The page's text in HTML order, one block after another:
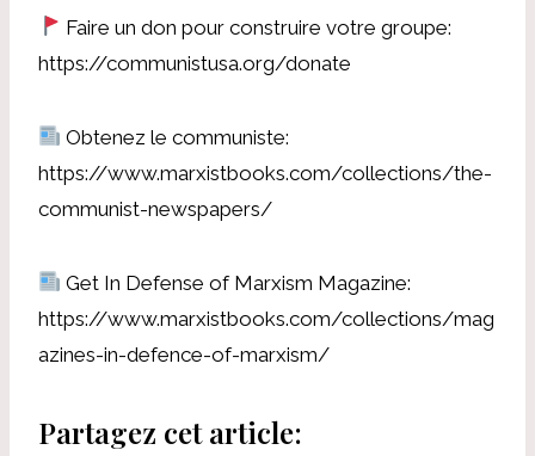
Faire un don pour construire votre groupe:
https://communistusa.org/donate
Obtenez le communiste:
https://www.marxistbooks.com/collections/the-
communist-newspapers/
Get In Defense of Marxism Magazine:
https://www.marxistbooks.com/collections/mag
azines-in-defence-of-marxism/
Partagez cet article: